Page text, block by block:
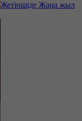
Жетіншіде Жаңа жыл